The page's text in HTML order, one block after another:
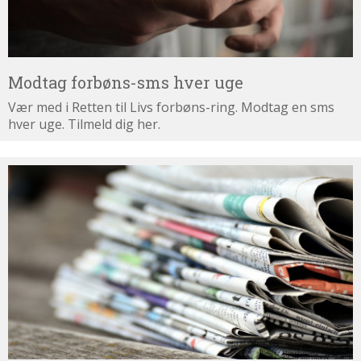
Modtag forbøns-sms hver uge
Vær med i Retten til Livs forbøns-ring. Modtag en sms
hver uge. Tilmeld dig her.
Tilmeld
dig
nyhedsbrevet